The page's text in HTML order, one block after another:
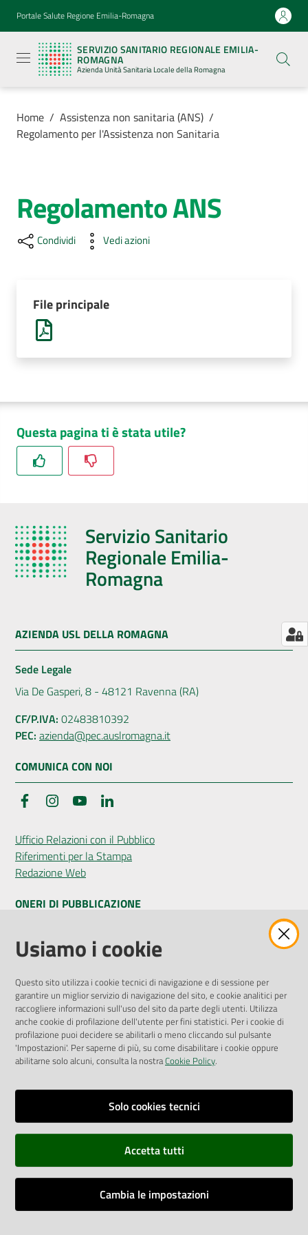
Vai al contenuto
Vai alla navigazione
Vai al footer
Portale Salute Regione Emilia-Romagna
SERVIZIO SANITARIO REGIONALE EMILIA-
ROMAGNA
Azienda Unità Sanitaria Locale della Romagna
Sanitario
Regionale
Emilia-
Romagna
Azienda
Sanitaria
Locale della
Romagna
cura
AUSL
Carta
dei
Dedicato
a...
Bandi
Seguici
su
Home / Assistenza non sanitaria (ANS) /
Regolamento per l'Assistenza non Sanitaria
Regolamento ANS
Condividi Vedi azioni
File principale
Questa pagina ti è stata utile?
Servizio Sanitario
Regionale Emilia-
Romagna
AZIENDA USL DELLA ROMAGNA
Sede Legale
Via De Gasperi, 8 - 48121 Ravenna (RA)
CF/P.IVA: 02483810392
PEC: azienda@pec.auslromagna.it
COMUNICA CON NOI
FacebookInstagramYouTube
Ufficio Relazioni con il Pubblico
Riferimenti per la Stampa
Redazione Web
ONERI DI PUBBLICAZIONE
Amministrazione Trasparente
Pubblicità legale
Privacy Policy
Attuazione Misure PNRR
Liste di Attesa
ENTI, IMPRESE E PARTNER
Fatturazione Elettronica
Richiesta Patrocinio
Dichiarazione di Accessibilità
Dati di Monitoraggio
Usiamo i cookie
Questo sito utilizza i cookie tecnici di navigazione e di sessione per
garantire un miglior servizio di navigazione del sito, e cookie analitici per
raccogliere informazioni sull'uso del sito da parte degli utenti. Utilizza
anche cookie di profilazione dell'utente per fini statistici. Per i cookie di
profilazione puoi decidere se abilitarli o meno cliccando sul pulsante
'Impostazioni'. Per saperne di più, su come disabilitare i cookie oppure
abilitarne solo alcuni, consulta la nostraCookie Policy.
Solo cookies tecnici
Accetta tutti
Cambia le impostazioni